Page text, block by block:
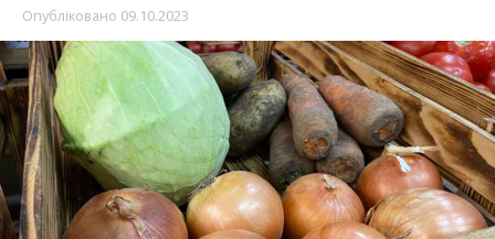
Опубліковано 09.10.2023